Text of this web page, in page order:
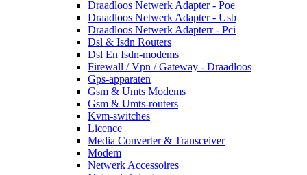
Draadloos Netwerk Adapter - Poe
Draadloos Netwerk Adapter - Usb
Draadloos Netwerk Adapterr - Pci
Dsl & Isdn Routers
Dsl En Isdn-modems
Firewall / Vpn / Gateway - Draadloos
Gps-apparaten
Gsm & Umts Modems
Gsm & Umts-routers
Kvm-switches
Licence
Media Converter & Transceiver
Modem
Netwerk Accessoires